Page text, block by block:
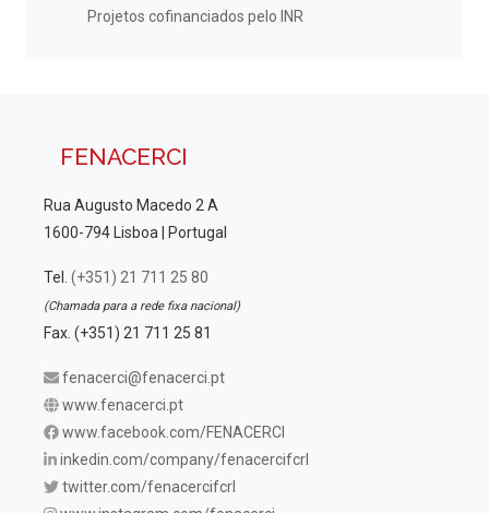
Projetos cofinanciados pelo INR
FENACERCI
Rua Augusto Macedo 2 A
1600-794 Lisboa | Portugal
Tel. (+351) 21 711 25 80
(Chamada para a rede fixa nacional)
Fax. (+351) 21 711 25 81
fenacerci@fenacerci.pt
www.fenacerci.pt
www.facebook.com/FENACERCI
inkedin.com/company/fenacercifcrl
twitter.com/fenacercifcrl